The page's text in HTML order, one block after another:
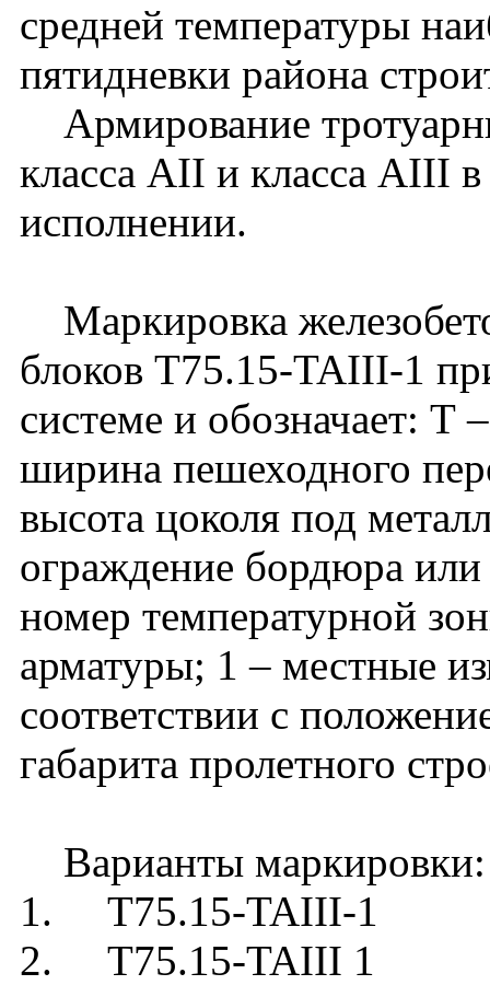
средней температуры
пятидневки района
Армирование
класса АII и класса АIII
исполнении.
Маркировка
блоков Т75.15-TAIII-1
системе и обозначает: Т
ширина пешеходного
высота цоколя под
ограждение бордюра
номер температурной
арматуры; 1 – местные
соответствии с
габарита пролетного
Варианты маркировки:
1. Т75.15-TAIII-1
2. Т75.15-TAIII 1